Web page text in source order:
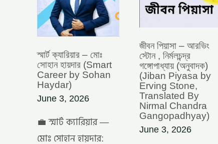
স্মার্ট ক্যারিয়ার – মোঃ
সোহান হায়দার (Smart
Career by Sohan
Haydar)
June 3, 2026
💼 স্মার্ট ক্যারিয়ার —
মোঃ সোহান হায়দার:
SOHAN
HAYDAR)
জীবন পিয়াসা – আরভিং
স্টোন , নির্মলচন্দ্র
গঙ্গোপাধ্যায় (অনুবাদক)
(Jiban Piyasa by
Erving Stone,
Translated By
Nirmal Chandra
Gangopadhyay)
June 3, 2026
(JIBAN
PIYASA
ERVING
STONE,
TRANSLATED
BY
NIRMAL
CHANDRA